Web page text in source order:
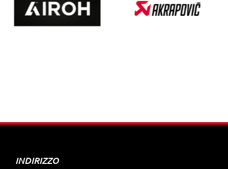
INDIRIZZO